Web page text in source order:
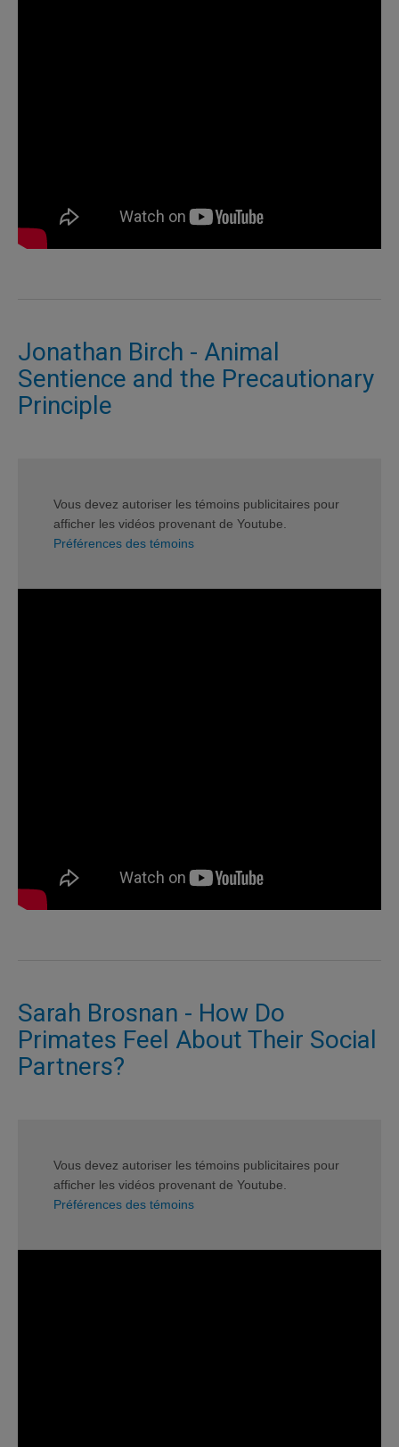
Jonathan Birch - Animal
Sentience and the Precautionary
Principle
Vous devez autoriser les témoins publicitaires pour
afficher les vidéos provenant de Youtube.
Préférences des témoins
Sarah Brosnan - How Do
Primates Feel About Their Social
Partners?
Vous devez autoriser les témoins publicitaires pour
afficher les vidéos provenant de Youtube.
Préférences des témoins